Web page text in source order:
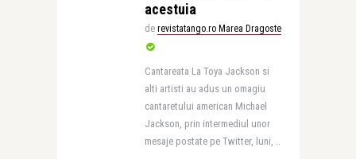
acestuia
de revistatango.ro Marea Dragoste
Cantareata La Toya Jackson si
alti artisti au adus un omagiu
cantaretului american Michael
Jackson, prin intermediul unor
mesaje postate pe Twitter, luni, ..